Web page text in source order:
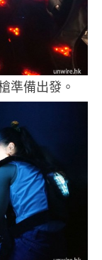
準備出發。